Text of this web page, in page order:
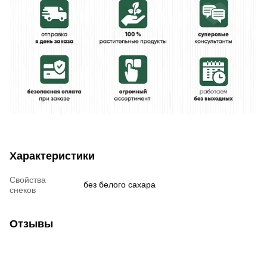
Характеристики
Свойства
снеков
без белого сахара
Отзывы